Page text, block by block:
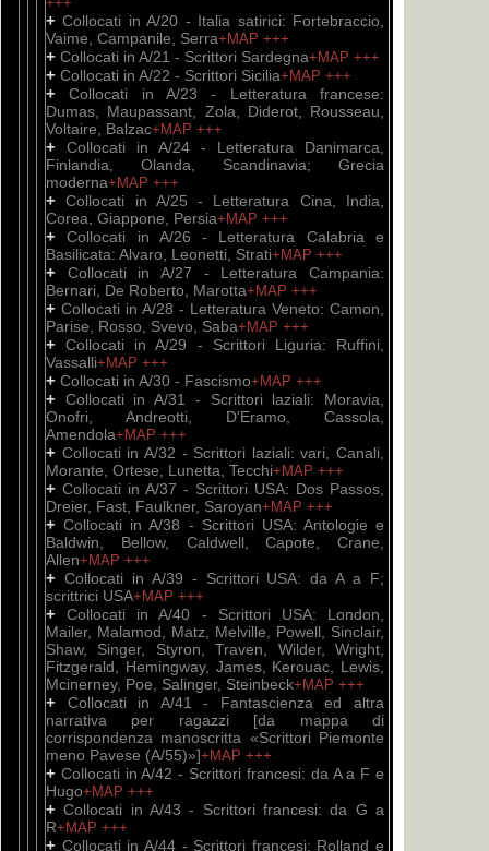
+Collocati in A/20 - Italia satirici: Fortebraccio,
Vaime, Campanile, Serra+MAP +++
+ Collocati in A/21 - Scrittori Sardegna+MAP +++
+ Collocati in A/22 - Scrittori Sicilia+MAP +++
+Collocati in A/23 - Letteratura francese:
Dumas, Maupassant, Zola, Diderot, Rousseau,
Voltaire, Balzac+MAP +++
+ Collocati in A/24 - Letteratura Danimarca,
Finlandia, Olanda, Scandinavia; Grecia
moderna+MAP +++
+Collocati in A/25 - Letteratura Cina, India,
Corea, Giappone, Persia+MAP +++
+Collocati in A/26 - Letteratura Calabria e
Basilicata: Alvaro, Leonetti, Strati+MAP +++
+ Collocati in A/27 - Letteratura Campania:
Bernari, De Roberto, Marotta+MAP +++
+ Collocati in A/28 - Letteratura Veneto: Camon,
Parise, Rosso, Svevo, Saba+MAP +++
+Collocati in A/29 - Scrittori Liguria: Ruffini,
Vassalli+MAP +++
+ Collocati in A/30 - Fascismo+MAP +++
+ Collocati in A/31 - Scrittori laziali: Moravia,
Onofri, Andreotti, D'Eramo, Cassola,
Amendola+MAP +++
+ Collocati in A/32 - Scrittori laziali: vari, Canali,
Morante, Ortese, Lunetta, Tecchi+MAP +++
+ Collocati in A/37 - Scrittori USA: Dos Passos,
Dreier, Fast, Faulkner, Saroyan+MAP +++
+Collocati in A/38 - Scrittori USA: Antologie e
Baldwin, Bellow, Caldwell, Capote, Crane,
Allen+MAP +++
+ Collocati in A/39 - Scrittori USA: da A a F;
scrittrici USA+MAP +++
+Collocati in A/40 - Scrittori USA: London,
Mailer, Malamod, Matz, Melville, Powell, Sinclair,
Shaw, Singer, Styron, Traven, Wilder, Wright,
Fitzgerald, Hemingway, James, Kerouac, Lewis,
Mcinerney, Poe, Salinger, Steinbeck+MAP +++
+ Collocati in A/41 - Fantascienza ed altra
narrativa per ragazzi [da mappa di
corrispondenza manoscritta «Scrittori Piemonte
meno Pavese (A/55)»]+MAP +++
+ Collocati in A/42 - Scrittori francesi: da A a F e
Hugo+MAP +++
+Collocati in A/43 - Scrittori francesi: da G a
R+MAP +++
+ Collocati in A/44 - Scrittori francesi: Rolland e